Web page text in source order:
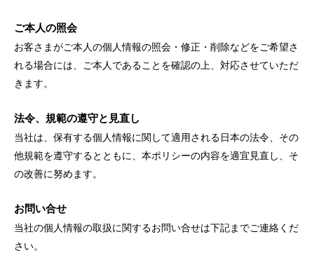
ご本人の照会
お客さまがご本人の個人情報の照会・修正・削除などをご希望さ
れる場合には、ご本人であることを確認の上、対応させていただ
きます。
法令、規範の遵守と見直し
当社は、保有する個人情報に関して適用される日本の法令、その
他規範を遵守するとともに、本ポリシーの内容を適宜見直し、そ
の改善に努めます。
お問い合せ
当社の個人情報の取扱に関するお問い合せは下記までご連絡くだ
さい。